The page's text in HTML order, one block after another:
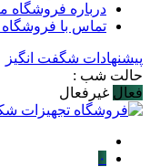
درباره فروشگاه
تماس با
پیشنهادات شگفت انگیز
حالت شب :
فعال غیرفعال
۰